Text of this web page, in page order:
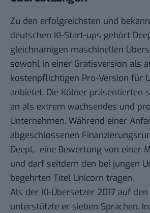
Zu den erfolgreichsten und
deutschen KI-Start-ups gehört
gleichnamigen maschinellen
sowohl in einer Gratisversion als
kostenpflichtigen Pro-Version für
anbietet. Die Kölner präsentierten
an als extrem wachsendes und
Unternehmen. Während einer
abgeschlossenen
DeepL eine Bewertung von einer
und darf seitdem den bei jungen
begehrten Titel Unicorn tragen.
Als der KI-Übersetzer 2017 auf
unterstützte er sieben Sprachen.